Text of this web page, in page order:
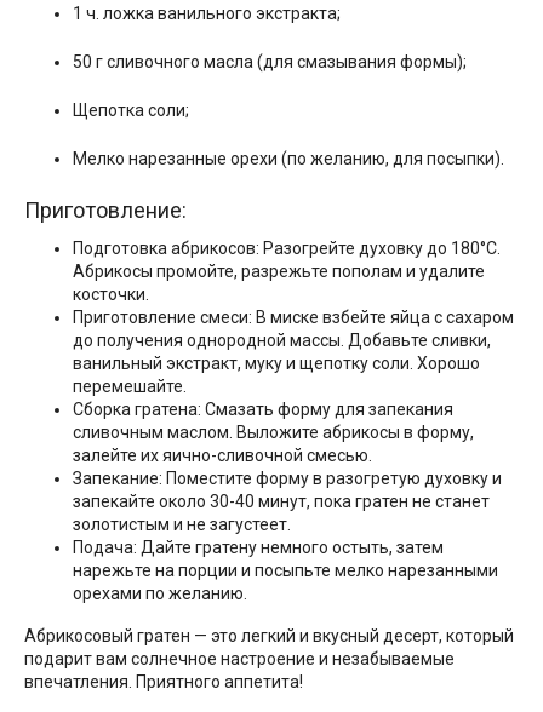
1 ч. ложка ванильного экстракта;
50 г сливочного масла (для смазывания формы);
Щепотка соли;
Мелко нарезанные орехи (по желанию, для посыпки).
Приготовление:
Подготовка абрикосов: Разогрейте духовку до 180°C.
Абрикосы промойте, разрежьте пополам и удалите
косточки.
Приготовление смеси: В миске взбейте яйца с сахаром
до получения однородной массы. Добавьте сливки,
ванильный экстракт, муку и щепотку соли. Хорошо
перемешайте.
Сборка гратена: Смазать форму для запекания
сливочным маслом. Выложите абрикосы в форму,
залейте их яично-сливочной смесью.
Запекание: Поместите форму в разогретую духовку и
запекайте около 30-40 минут, пока гратен не станет
золотистым и не загустеет.
Подача: Дайте гратену немного остыть, затем
нарежьте на порции и посыпьте мелко нарезанными
орехами по желанию.
Абрикосовый гратен — это легкий и вкусный десерт, который
подарит вам солнечное настроение и незабываемые
впечатления. Приятного аппетита!